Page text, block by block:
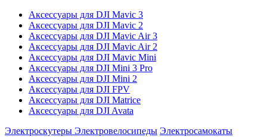
Аксессуары для DJI Mavic 3
Аксессуары для DJI Mavic 2
Аксессуары для DJI Mavic Air 3
Аксессуары для DJI Mavic Air 2
Аксессуары для DJI Mavic Mini
Аксессуары для DJI Mini 3 Pro
Аксессуары для DJI Mini 2
Аксессуары для DJI FPV
Аксессуары для DJI Matrice
Аксессуары для DJI Avata
Электроскутеры Электровелосипеды Электросамокаты